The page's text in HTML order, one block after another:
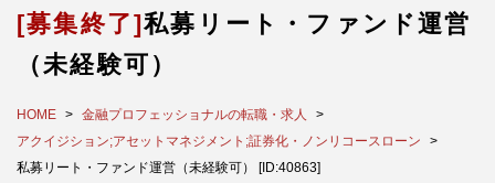
[募集終了]私募リート・ファンド運営
（未経験可）
HOME
金融プロフェッショナルの転職・求人
アクイジション;アセットマネジメント;証券化・ノンリコースローン
私募リート・ファンド運営（未経験可） [ID:40863]